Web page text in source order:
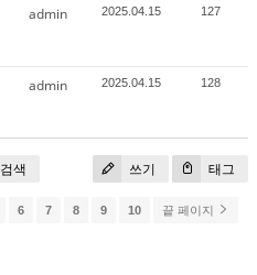
admin 2025.04.15 127
admin 2025.04.15 128
쓰기 태그
검색
6 7 8 9 10 끝 페이지